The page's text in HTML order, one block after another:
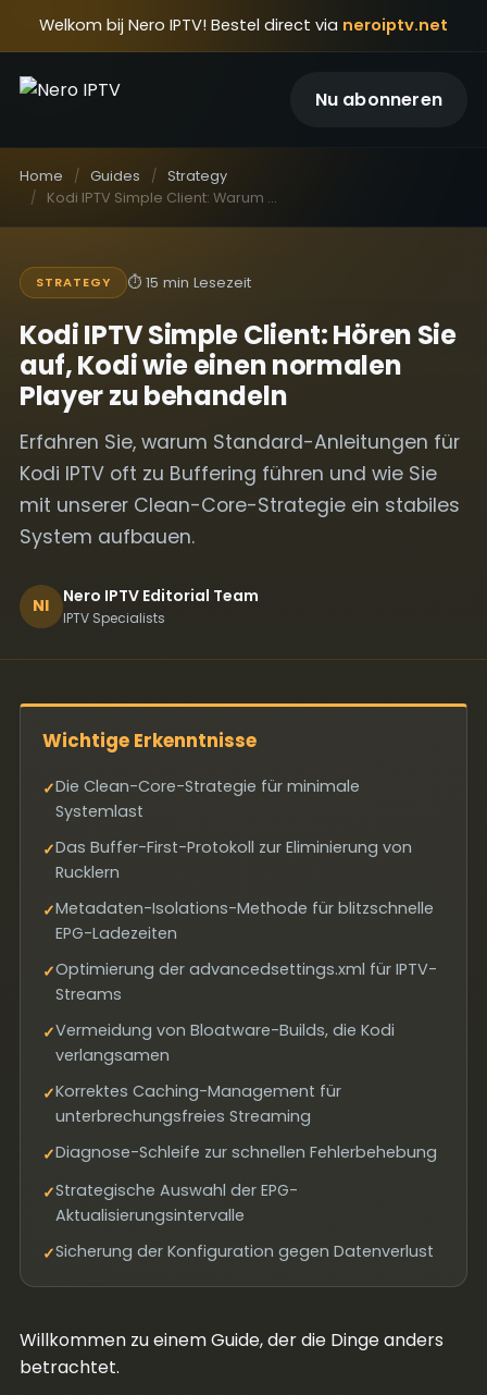
Welkom bij Nero IPTV! Bestel direct via neroiptv.net
Nu abonneren
Home Guides
Strategy
Kodi IPTV Simple Client: Warum die meisten Setups scheitern und wie Sie die Clean-Core-Strategie nutzen
STRATEGY ⏱ 15 min Lesezeit
Kodi IPTV Simple Client: Hören Sie
auf, Kodi wie einen normalen
Player zu behandeln
Erfahren Sie, warum Standard-Anleitungen für
Kodi IPTV oft zu Buffering führen und wie Sie
mit unserer Clean-Core-Strategie ein stabiles
System aufbauen.
NI Nero IPTV Editorial Team
IPTV Specialists
Wichtige Erkenntnisse
✓Die Clean-Core-Strategie für minimale
Systemlast
✓Das Buffer-First-Protokoll zur Eliminierung von
Rucklern
✓Metadaten-Isolations-Methode für blitzschnelle
EPG-Ladezeiten
✓Optimierung der advancedsettings.xml für IPTV-
Streams
✓Vermeidung von Bloatware-Builds, die Kodi
verlangsamen
✓Korrektes Caching-Management für
unterbrechungsfreies Streaming
✓Diagnose-Schleife zur schnellen Fehlerbehebung
✓Strategische Auswahl der EPG-
Aktualisierungsintervalle
✓Sicherung der Konfiguration gegen Datenverlust
Willkommen zu einem Guide, der die Dinge anders
betrachtet.